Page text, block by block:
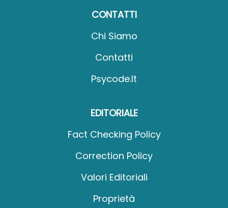
CONTATTI
Chi Siamo
Contatti
Psycode.it
EDITORIALE
Fact Checking Policy
Correction Policy
Valori Editoriali
Proprietà